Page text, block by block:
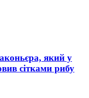
який у
сітками рибу